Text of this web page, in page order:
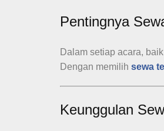
Pentingnya
Dalam setiap acara,
Dengan memilih sewa
Keunggulan